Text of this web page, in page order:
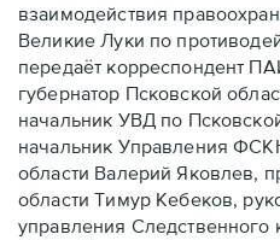
взаимодействия
Великие Луки по
передаёт корреспондент
губернатор Псковской
начальник УВД по
начальник Управления
области Валерий Яковлев,
области Тимур Кебеков,
управления Следственного